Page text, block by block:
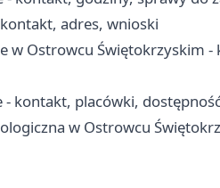
adres, wnioski
w Ostrowcu Świętokrzyskim -
kontakt, placówki,
w Ostrowcu